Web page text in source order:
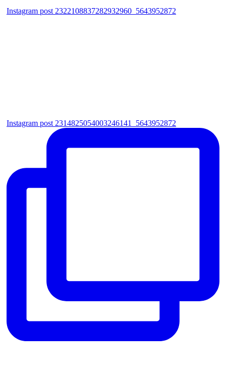
Instagram post 2322108837282932960_5643952872
Instagram post 2314825054003246141_5643952872